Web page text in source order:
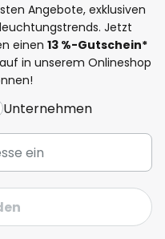
Angebote, exklusiven
Jetzt
einen 13 %-Gutschein*
in unserem Onlineshop
Unternehmen